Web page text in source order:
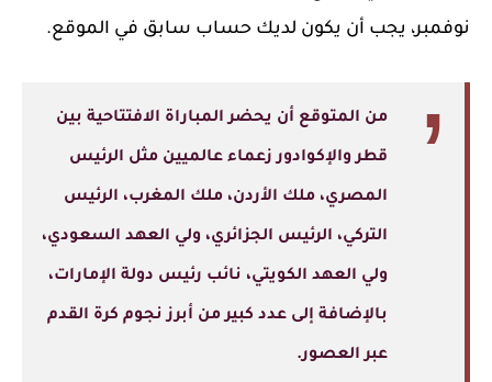
نوفمبر، يجب أن يكون لديك حساب سابق في الموقع.
من المتوقع أن يحضر المباراة الافتتاحية بين
قطر والإكوادور زعماء عالميين مثل الرئيس
المصري، ملك الأردن، ملك المغرب، الرئيس
التركي، الرئيس الجزائري، ولي العهد السعودي،
ولي العهد الكويتي، نائب رئيس دولة الإمارات،
بالإضافة إلى عدد كبير من أبرز نجوم كرة القدم
عبر العصور.